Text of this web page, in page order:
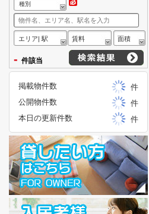
種別
エリア| 駅 賃料 面積
- 件該当
掲載物件数
件
公開物件数
件
本日の更新件数
件